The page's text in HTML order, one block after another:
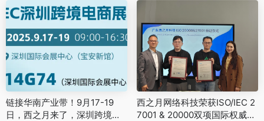
链接华南产业带！9月17-19
日，西之月来了，深圳跨境电
西之月网络科技荣获ISO/IEC 2
7001 & 20000双项国际权威认